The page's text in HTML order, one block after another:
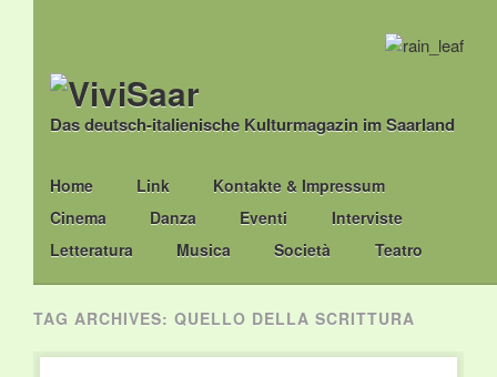
Das deutsch-italienische Kulturmagazin im Saarland
Main menu
Skip
to
content
Home Link
Kontakte & Impressum
Cinema
Danza Eventi
Interviste
Letteratura
Musica Società Teatro
TAG ARCHIVES: QUELLO DELLA SCRITTURA